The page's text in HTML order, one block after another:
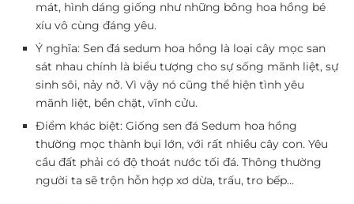
mát, hình dáng giống như những bông hoa hồng bé
xíu vô cùng đáng yêu.
Ý nghĩa: Sen đá sedum hoa hồng là loại cây mọc san
sát nhau chính là biểu tượng cho sự sống mãnh liệt, sự
sinh sôi, nảy nở. Vì vậy nó cũng thể hiện tình yêu
mãnh liệt, bền chặt, vĩnh cửu.
Điểm khác biệt: Giống sen đá Sedum hoa hồng
thường mọc thành bụi lớn, với rất nhiều cây con. Yêu
cầu đất phải có độ thoát nước tối đá. Thông thường
người ta sẽ trộn hỗn hợp xơ dừa, trấu, tro bếp…